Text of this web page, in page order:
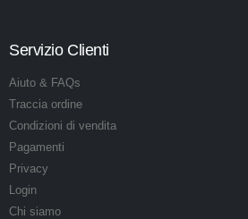
Servizio Clienti
Aiuto & FAQs
Traccia ordine
Condizioni di vendita
Pagamenti
Privacy
Login
Chi siamo